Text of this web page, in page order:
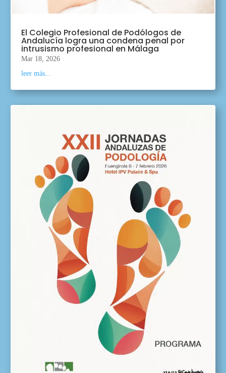
El Colegio Profesional de Podólogos de
Andalucía logra una condena penal por
intrusismo profesional en Málaga
Mar 18, 2026
leer más...